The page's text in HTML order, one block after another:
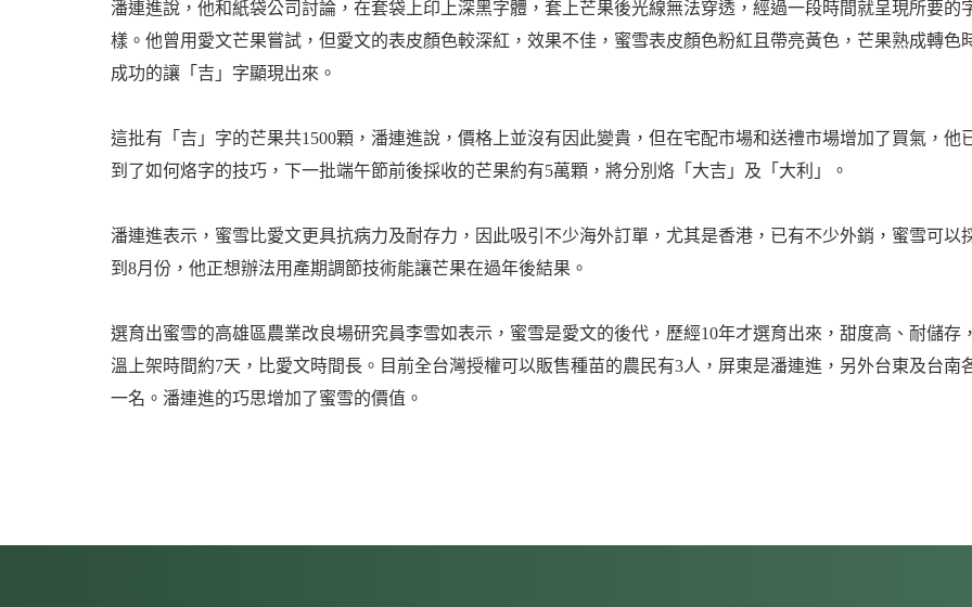
潘連進說，他和紙袋公司討論，在套袋上印上深黑字體，套上芒果後光線無法穿透，經過一段時間就呈現所要的
樣。他曾用愛文芒果嘗試，但愛文的表皮顏色較深紅，效果不佳，蜜雪表皮顏色粉紅且帶亮黃色，芒果熟成轉色
成功的讓「吉」字顯現出來。
這批有「吉」字的芒果共1500顆，潘連進說，價格上並沒有因此變貴，但在宅配市場和送禮市場增加了買氣，他
到了如何烙字的技巧，下一批端午節前後採收的芒果約有5萬顆，將分別烙「大吉」及「大利」。
潘連進表示，蜜雪比愛文更具抗病力及耐存力，因此吸引不少海外訂單，尤其是香港，已有不少外銷，蜜雪可以
到8月份，他正想辦法用產期調節技術能讓芒果在過年後結果。
選育出蜜雪的高雄區農業改良場研究員李雪如表示，蜜雪是愛文的後代，歷經10年才選育出來，甜度高、耐儲存
溫上架時間約7天，比愛文時間長。目前全台灣授權可以販售種苗的農民有3人，屏東是潘連進，另外台東及台南
一名。潘連進的巧思增加了蜜雪的價值。